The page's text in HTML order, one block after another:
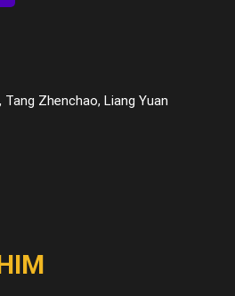
Tang Zhenchao, Liang Yuan